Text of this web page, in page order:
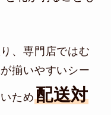
、専門店ではむ
揃いやすいシー
ため配送対